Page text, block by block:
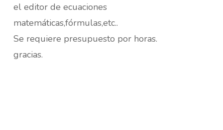
el editor de ecuaciones
matemáticas,fórmulas,etc..
Se requiere presupuesto por horas.
gracias.